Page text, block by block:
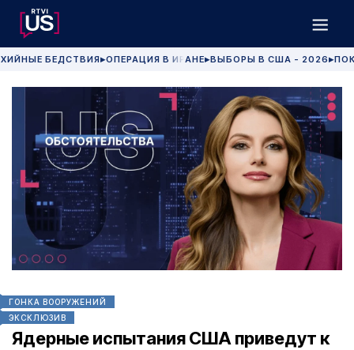
БЕДСТВИЯ▶ОПЕРАЦИЯ В ИРАНЕ▶ВЫБОРЫ В США - 2026 ▶
ГОНКА ВООРУЖЕНИЙ
ЭКСКЛЮЗИВ
Ядерные испытания США приведут к